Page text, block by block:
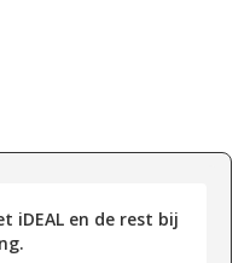
iDEAL en de rest bij